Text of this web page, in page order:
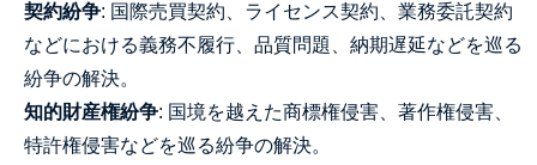
契約紛争: 国際売買契約、ライセンス契約、業務委託契約
などにおける義務不履行、品質問題、納期遅延などを巡る
紛争の解決。
知的財産権紛争: 国境を越えた商標権侵害、著作権侵害、
特許権侵害などを巡る紛争の解決。